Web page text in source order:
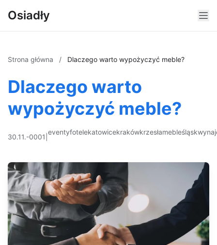
Osiadły
Strona główna / Dlaczego warto wypożyczyć meble?
Dlaczego warto
wypożyczyć meble?
30.11.-0001
eventyfotelekatowicekrakówkrzesłamebleśląsk